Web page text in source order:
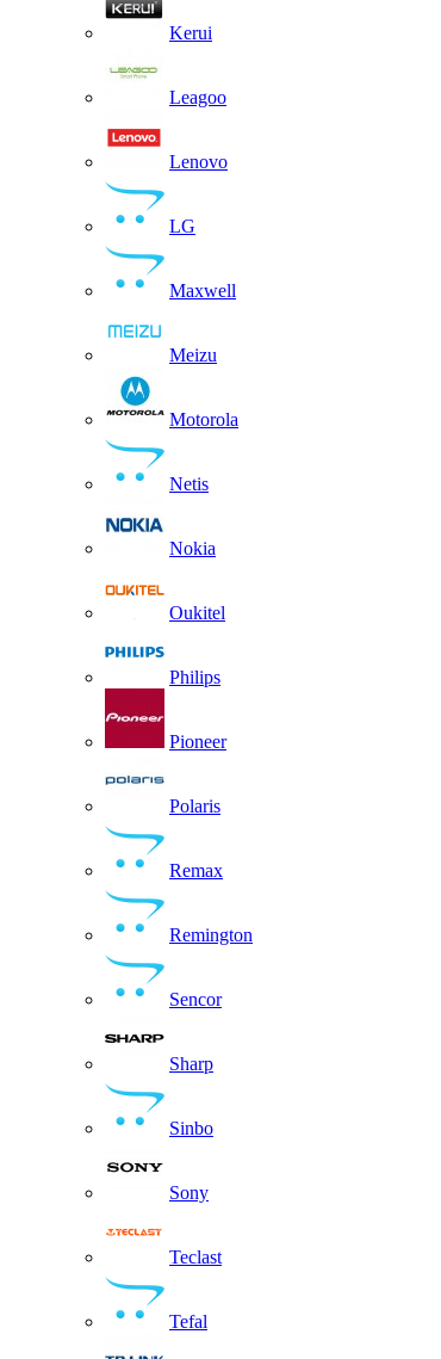
Kerui
Leagoo
Lenovo
LG
Maxwell
Meizu
Motorola
Netis
Nokia
Oukitel
Philips
Pioneer
Polaris
Remax
Remington
Sencor
Sharp
Sinbo
Sony
Teclast
Tefal